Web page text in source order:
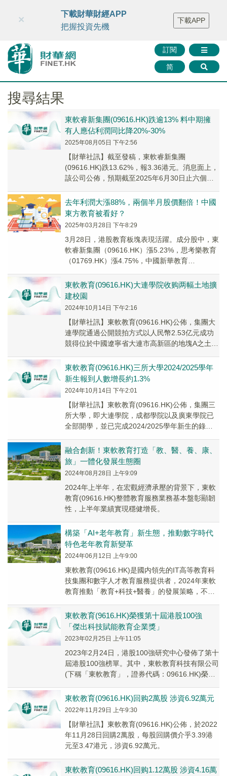
財華智庫網 FINTV FINMETA 財華證券 媒體矩陣
智庫沙龍
聯絡我們
訂閱
简
×
下載財華財經APP
把握投資先機
下載APP
搜尋結果
東軟睿新集團(09616.HK)跌逾13% 料中期擁
有人應佔利潤同比降20%-30%
2025年08月05日 下午2:56
【財華社訊】截至發稿，東軟睿新集團
(09616.HK)跌13.62%，報3.36港元。消息面上，
該公司公佈，預期截至2025年6月30日止六個月
去年利潤大漲88%，兩個半月股價翻倍！中國
東方教育被看好？
2025年03月28日 下午8:29
3月28日，港股教育板塊表現活躍。成分股中，東
軟睿新集團（09616.HK）漲5.23%，思考樂教育
（01769.HK）漲4.75%，中國新華教育
東軟教育(09616.HK)大連學院收购两幅土地擴
建校園
2024年10月14日 下午2:16
【財華社訊】東軟教育(09616.HK)公佈，集團大
連學院通過公開競拍方式以人民幣2.53亿元成功
競得位於中國遼寧省大連市高新區的地塊A之土地
東軟教育(09616.HK)三所大學2024/2025學年
新生報到人數增長約1.3%
2024年10月14日 下午2:01
【財華社訊】東軟教育(09616.HK)公佈，集團三
所大學，即大連學院，成都學院以及廣東學院已
全部開學，並已完成2024/2025學年新生的錄取
融合創新！東軟教育打造「教、醫、養、康、
旅」一體化發展生態圈
2024年08月28日 上午9:09
2024年上半年，在宏觀經濟承壓的背景下，東軟
教育(09616.HK)整體教育服務業務基本盤彰顯韌
性，上半年業績實現穩健增長。
構築「AI+老年教育」新生態，推動數字時代
特色老年教育新變革
2024年06月12日 上午9:00
東軟教育(09616.HK)是國内領先的IT高等教育科
技集團和數字人才教育服務提供者，2024年東軟
教育推動「教育+科技+醫養」的發展策略，不斷
務生態體系。
東軟教育(9616.HK)榮獲第十屆港股100強
「傑出科技賦能教育企業獎」
2023年02月25日 上午11:05
2023年2月24日，港股100強研究中心發佈了第十
屆港股100強榜單。其中，東軟教育科技有限公司
(下稱「東軟教育」，證券代碼：09616.HK)榮獲
東軟教育(09616.HK)回购2萬股 涉資6.92萬元
2022年11月29日 上午9:30
【財華社訊】東軟教育(09616.HK)公佈，於2022
年11月28日回購2萬股，每股回購價介乎3.39港
元至3.47港元，涉資6.92萬元。
東軟教育(09616.HK)回购1.12萬股 涉資4.16萬